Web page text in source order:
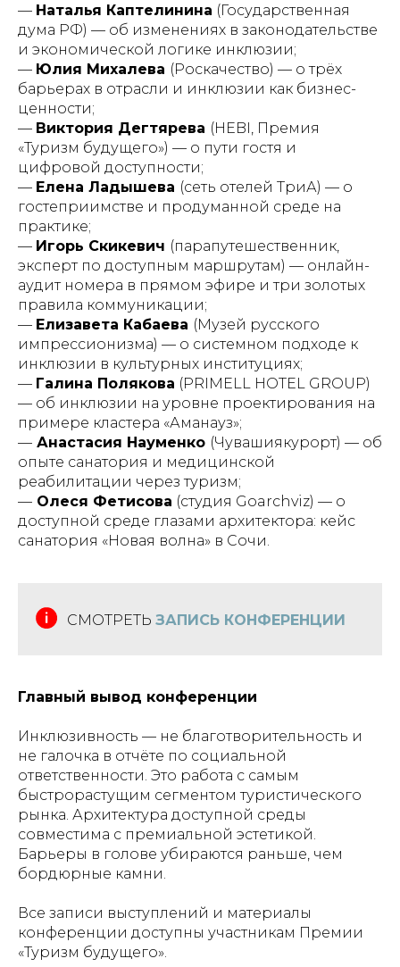
— Наталья Каптелинина (Государственная
дума РФ) — об изменениях в законодательстве
и экономической логике инклюзии;
— Юлия Михалева (Роскачество) — о трёх
барьерах в отрасли и инклюзии как бизнес-
ценности;
— Виктория Дегтярева (HEBI, Премия
«Туризм будущего») — о пути гостя и
цифровой доступности;
— Елена Ладышева (сеть отелей ТриА) — о
гостеприимстве и продуманной среде на
практике;
— Игорь Скикевич (парапутешественник,
эксперт по доступным маршрутам) — онлайн-
аудит номера в прямом эфире и три золотых
правила коммуникации;
— Елизавета Кабаева (Музей русского
импрессионизма) — о системном подходе к
инклюзии в культурных институциях;
— Галина Полякова (PRIMELL HOTEL GROUP)
— об инклюзии на уровне проектирования на
примере кластера «Аманауз»;
— Анастасия Науменко (Чувашиякурорт) — об
опыте санатория и медицинской
реабилитации через туризм;
— Олеся Фетисова (студия Goarchviz) — о
доступной среде глазами архитектора: кейс
санатория «Новая волна» в Сочи.
СМОТРЕТЬ ЗАПИСЬ КОНФЕРЕНЦИИ
Главный вывод конференции
Инклюзивность — не благотворительность и
не галочка в отчёте по социальной
ответственности. Это работа с самым
быстрорастущим сегментом туристического
рынка. Архитектура доступной среды
совместима с премиальной эстетикой.
Барьеры в голове убираются раньше, чем
бордюрные камни.
Все записи выступлений и материалы
конференции доступны участникам Премии
«Туризм будущего».